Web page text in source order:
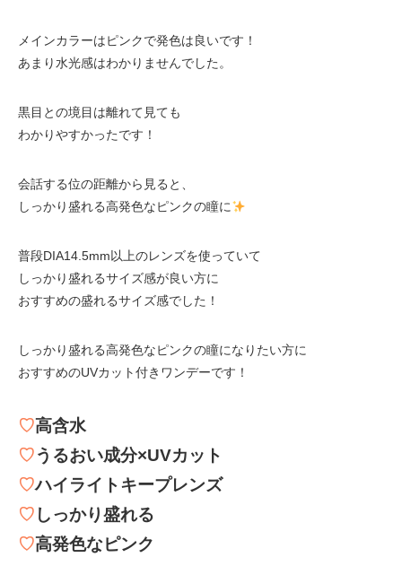
メインカラーはピンクで発色は良いです！
あまり水光感はわかりませんでした。
黒目との境目は離れて見ても
わかりやすかったです！
会話する位の距離から見ると、
しっかり盛れる高発色なピンクの瞳に
普段DIA14.5mm以上のレンズを使っていて
しっかり盛れるサイズ感が良い方に
おすすめの盛れるサイズ感でした！
しっかり盛れる高発色なピンクの瞳になりたい方に
おすすめのUVカット付きワンデーです！
♡高含水
♡うるおい成分×UVカット
♡ハイライトキープレンズ
♡ しっかり盛れる
♡高発色なピンク